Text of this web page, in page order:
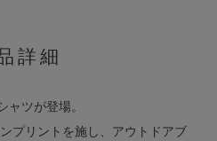
詳細
ツが登場。
プリントを施し、アウトドアブ